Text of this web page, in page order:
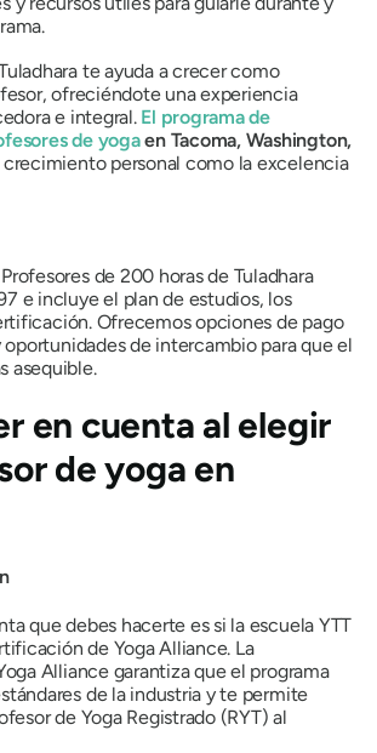
te ayuda a crecer como
ofreciéndote una experiencia
e integral. El programa de
de yogaen Tacoma, Washington,
personal como la excelencia
de 200 horas de Tuladhara
e incluye el plan de estudios, los
Ofrecemos opciones de pago
de intercambio para que el
asequible.
en cuenta al elegir
de yoga en
que debes hacerte es si la escuela YTT
de Yoga Alliance. La
Alliance garantiza que el programa
de la industria y te permite
de Yoga Registrado (RYT) al